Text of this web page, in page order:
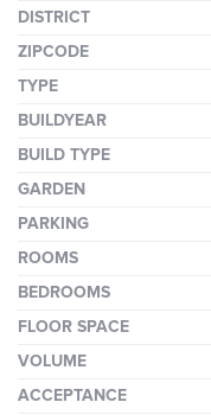
DISTRICT
ZIPCODE
TYPE
BUILDYEAR
BUILD TYPE
GARDEN
PARKING
ROOMS
BEDROOMS
FLOOR SPACE
VOLUME
ACCEPTANCE